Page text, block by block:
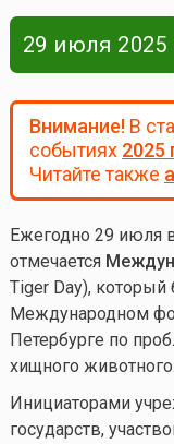
29 июля 2025
Внимание!В
событиях 2025
Читайте также
Ежегодно 29 июля
отмечается
Tiger Day),
Международном
Петербурге по
хищного животного.
Инициаторами
государств,